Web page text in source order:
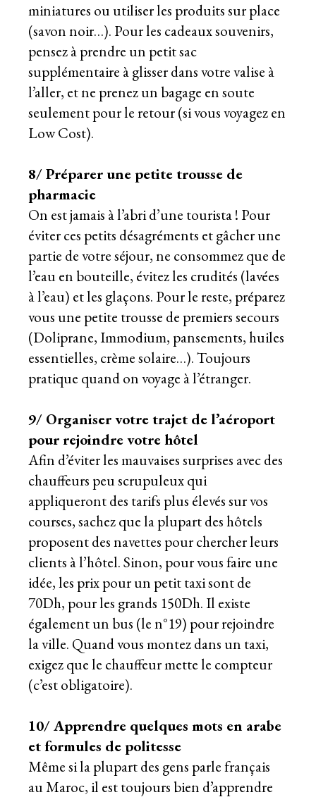
miniatures ou utiliser les produits sur place
(savon noir…). Pour les cadeaux souvenirs,
pensez à prendre un petit sac
supplémentaire à glisser dans votre valise à
l’aller, et ne prenez un bagage en soute
seulement pour le retour (si vous voyagez en
Low Cost).
8/ Préparer une petite trousse de
pharmacie
On est jamais à l’abri d’une tourista ! Pour
éviter ces petits désagréments et gâcher une
partie de votre séjour, ne consommez que de
l’eau en bouteille, évitez les crudités (lavées
à l’eau) et les glaçons. Pour le reste, préparez
vous une petite trousse de premiers secours
(Doliprane, Immodium, pansements, huiles
essentielles, crème solaire…). Toujours
pratique quand on voyage à l’étranger.
9/ Organiser votre trajet de l’aéroport
pour rejoindre votre hôtel
Afin d’éviter les mauvaises surprises avec des
chauffeurs peu scrupuleux qui
appliqueront des tarifs plus élevés sur vos
courses, sachez que la plupart des hôtels
proposent des navettes pour chercher leurs
clients à l’hôtel. Sinon, pour vous faire une
idée, les prix pour un petit taxi sont de
70Dh, pour les grands 150Dh. Il existe
également un bus (le n°19) pour rejoindre
la ville. Quand vous montez dans un taxi,
exigez que le chauffeur mette le compteur
(c’est obligatoire).
10/ Apprendre quelques mots en arabe
et formules de politesse
Même si la plupart des gens parle français
au Maroc, il est toujours bien d’apprendre